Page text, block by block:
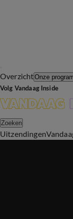
OverzichtOnze
Volg Vandaag Inside
Zoeken
Uitzendingen